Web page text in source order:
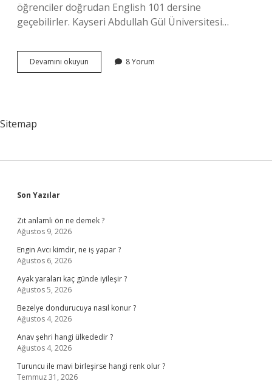
öğrenciler doğrudan English 101 dersine
geçebilirler. Kayseri Abdullah Gül Üniversitesi…
Devamını okuyun Abdullah
Gül
8 Yorum
Sitemap
Sidebar
Son Yazılar
Zıt anlamlı ön ne demek ?
Ağustos 9, 2026
Engin Avcı kimdir, ne iş yapar ?
Ağustos 6, 2026
Ayak yaraları kaç günde iyileşir ?
Ağustos 5, 2026
Bezelye dondurucuya nasıl konur ?
Ağustos 4, 2026
Anav şehri hangi ülkededir ?
Ağustos 4, 2026
Turuncu ile mavi birleşirse hangi renk olur ?
Temmuz 31, 2026